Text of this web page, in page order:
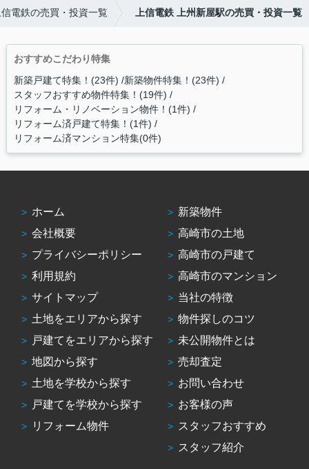
電鉄の売買・投資一覧 上信電鉄 上州新屋駅の売買・投資一覧
おすすめこだわり特集
新築戸建て特集！(23件) 新築物件特集！(23件)
スタッフおすすめ物件特集！(19件)
リフォーム・リノベーション物件！(1件)
リフォーム済戸建て特集！(1件)
リフォーム済マンション特集(0件)
ホーム
会社概要
プライバシーポリシー
利用規約
サイトマップ
土地をエリアから探す
戸建てをエリアから探す
地図から探す
土地を学校から探す
戸建てを学校から探す
リフォーム物件
新築物件
高崎市の土地
高崎市の戸建て
高崎市のマンション
当社の特徴
物件探しのコツ
未公開物件とは
売却査定
お問い合わせ
お客様の声
スタッフおすすめ
スタッフ紹介